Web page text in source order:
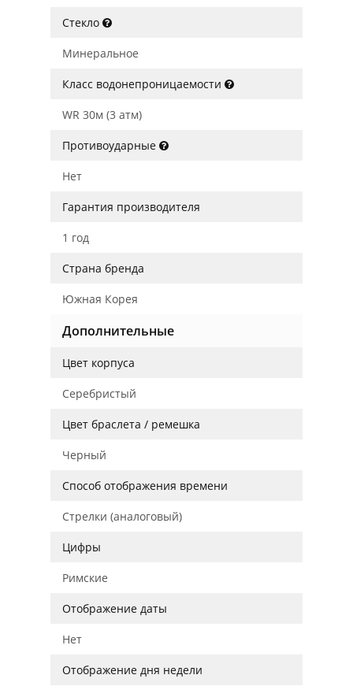
Стекло
Минеральное
Класс водонепроницаемости
WR 30м (3 атм)
Противоударные
Нет
Гарантия производителя
1 год
Страна бренда
Южная Корея
Дополнительные
Цвет корпуса
Серебристый
Цвет браслета / ремешка
Черный
Способ отображения времени
Стрелки (аналоговый)
Цифры
Римские
Отображение даты
Нет
Отображение дня недели